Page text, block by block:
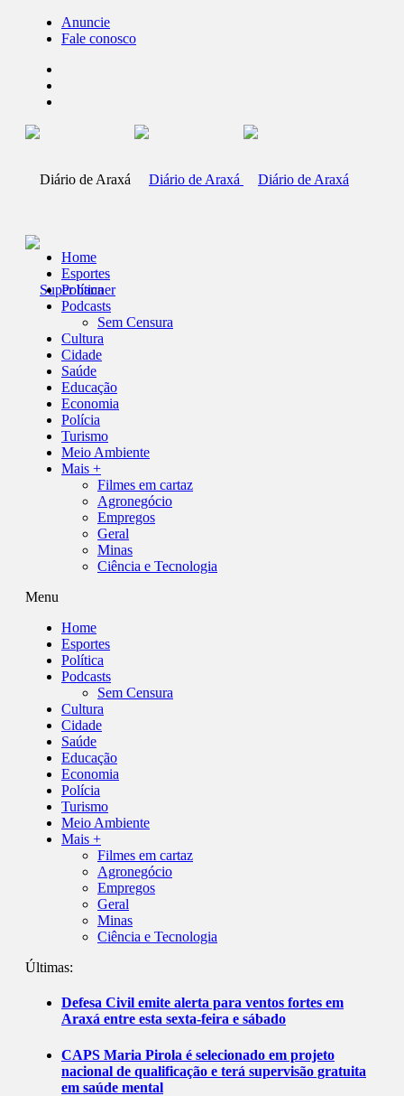
Anuncie
Fale conosco
Home
Esportes
Política
Podcasts
Sem Censura
Cultura
Cidade
Saúde
Educação
Economia
Polícia
Turismo
Meio Ambiente
Mais +
Filmes em cartaz
Agronegócio
Empregos
Geral
Minas
Ciência e Tecnologia
Menu
Home
Esportes
Política
Podcasts
Sem Censura
Cultura
Cidade
Saúde
Educação
Economia
Polícia
Turismo
Meio Ambiente
Mais +
Filmes em cartaz
Agronegócio
Empregos
Geral
Minas
Ciência e Tecnologia
Últimas:
Defesa Civil emite alerta para ventos fortes em
Araxá entre esta sexta-feira e sábado
CAPS Maria Pirola é selecionado em projeto
nacional de qualificação e terá supervisão gratuita
em saúde mental